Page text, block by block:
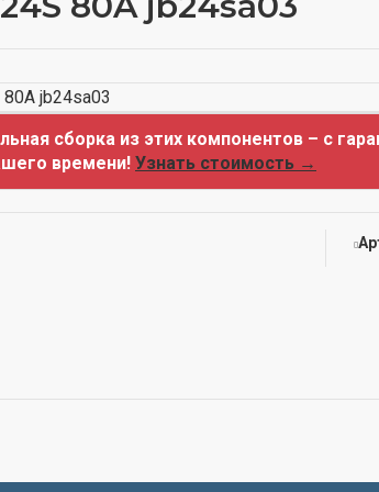
сборка из этих компонентов – с
времени! Узнать стоимость →